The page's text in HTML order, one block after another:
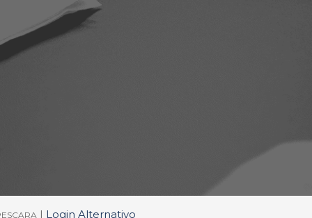
| Login Alternativo